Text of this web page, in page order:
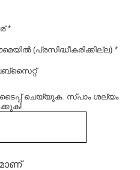
*
(പ്രസിദ്ധീകരിക്കില്ല) *
ടൈപ്പ്‌ ചെയ്യുക. സ്പാം ശല്യം